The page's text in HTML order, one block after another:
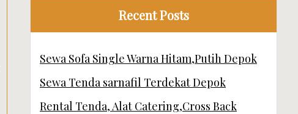
Recent Posts
Sewa Sofa Single Warna Hitam,Putih Depok
Sewa Tenda sarnafil Terdekat Depok
Rental Tenda, Alat Catering,Cross Back